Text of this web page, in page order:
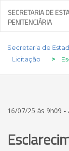
SECRETARIA DE
PENITENCIÁRIA
Secretaria de
Licitação
>
16/07/25 às 9h09